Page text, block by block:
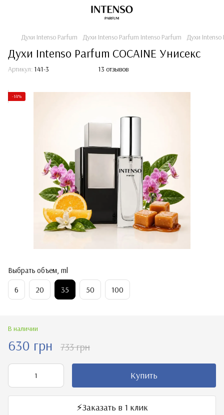
Духи Intenso Parfum Духи Intenso Parfum Intenso Parfum Духи Intenso
Духи Intenso Parfum COCAINE Унисекс
Артикул: 141-3 13 отзывов
-14%
Выбрать объем, ml
6 20 35 50 100
В наличии
630 грн 733 грн
Купить
⚡️Заказать в 1 клик